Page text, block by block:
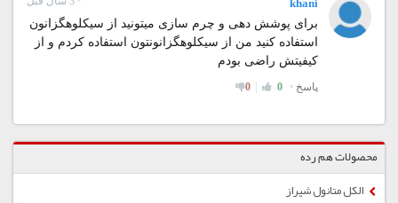
محصولات هم رده
الکل متانول شیراز